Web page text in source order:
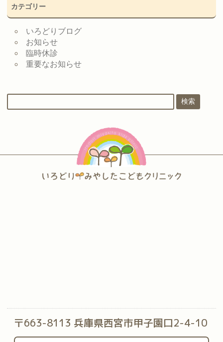
カテゴリー
いろどりブログ
お知らせ
臨時休診
重要なお知らせ
〒663-8113 兵庫県西宮市甲子園口2-4-10